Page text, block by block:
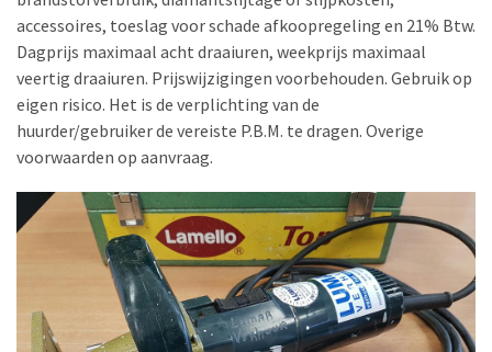
accessoires, toeslag voor schade afkoopregeling en 21% Btw.
Dagprijs maximaal acht draaiuren, weekprijs maximaal
veertig draaiuren. Prijswijzigingen voorbehouden. Gebruik op
eigen risico. Het is de verplichting van de
huurder/gebruiker de vereiste P.B.M. te dragen. Overige
voorwaarden op aanvraag.